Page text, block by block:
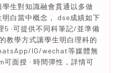
生對知識融會貫通以多做
白當中概念， dse成績如下
5 ·可提供不同科筆記/並準備
教學方式讓學生明白理科的
IG/wechat等媒體無
可面授 · 時間彈性，詳情可